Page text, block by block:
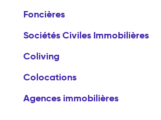
Foncières
Sociétés Civiles Immobilières
Coliving
Colocations
Agences immobilières